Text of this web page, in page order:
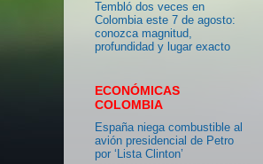
Tembló dos veces en
Colombia este 7 de agosto:
conozca magnitud,
profundidad y lugar exacto
ECONÓMICAS
COLOMBIA
España niega combustible al
avión presidencial de Petro
por ‘Lista Clinton’